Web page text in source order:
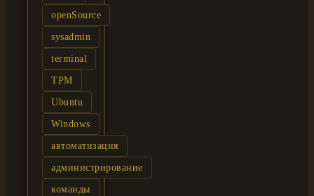
openSource
sysadmin
terminal
TPM
Ubuntu
Windows
автоматизация
администрирование
команды